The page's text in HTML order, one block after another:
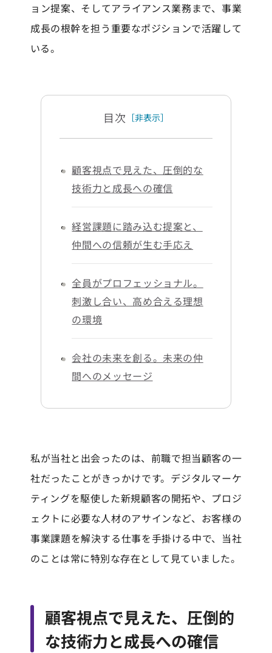
ョン提案、そしてアライアンス業務まで、事業
成長の根幹を担う重要なポジションで活躍して
いる。
目次 ［非表示］
顧客視点で見えた、圧倒的な
技術力と成長への確信
経営課題に踏み込む提案と、
仲間への信頼が生む手応え
全員がプロフェッショナル。
刺激し合い、高め合える理想
の環境
会社の未来を創る。未来の仲
間へのメッセージ
私が当社と出会ったのは、前職で担当顧客の一
社だったことがきっかけです。デジタルマーケ
ティングを駆使した新規顧客の開拓や、プロジ
ェクトに必要な人材のアサインなど、お客様の
事業課題を解決する仕事を手掛ける中で、当社
のことは常に特別な存在として見ていました。
顧客視点で見えた、圧倒的
な技術力と成長への確信